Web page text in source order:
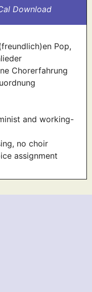
Download
Pop,
Chorerfahrung
and working-
no choir
assignment